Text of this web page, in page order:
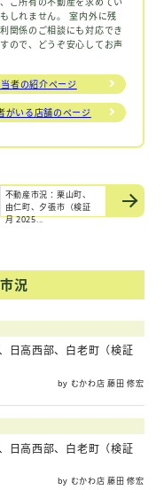
しれません。 室内外に残
関係のご相談にも対応でき
ので、どうぞ安心してお声
者の紹介ページ
がいる店舗のページ
不動産市況：栗山町、
由仁町、夕張市（検証
月 2025...
況
日高西部、白老町（検証
by むかわ店 藤田 修宏
日高西部、白老町（検証
by むかわ店 藤田 修宏